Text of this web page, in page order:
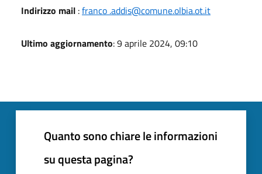
Indirizzo mail :franco .addis@comune.olbia.ot.it
Ultimo aggiornamento: 9 aprile 2024, 09:10
Quanto sono chiare le informazioni
su questa pagina?